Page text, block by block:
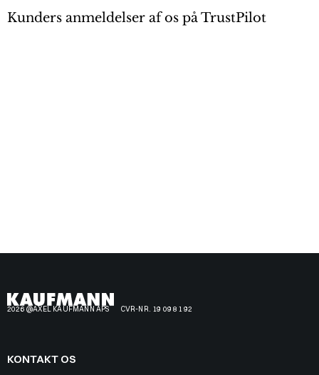
Kunders anmeldelser af os på TrustPilot
2026 @AXEL KAUFMANN APS CVR-NR. 19 09 81 92
KONTAKT OS